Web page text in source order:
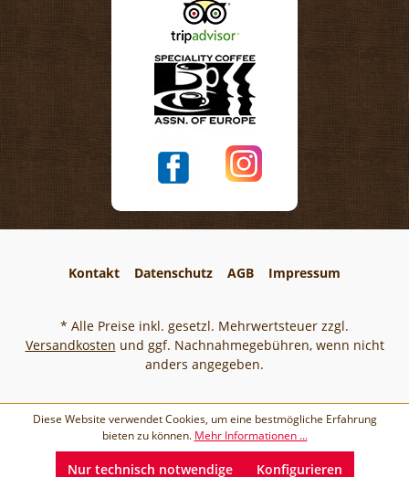
Kombination aus Karamell- und
Schokoladenaromen Perfekt als Geschenk oder
für den persönlichen Genuss 260 g pure
Schokoladenfreude in jeder Tüte
Handwerkskunst aus dem Hause Gmeiner
Chocolatier Gönnen Sie sich oder Ihren Liebsten
diese einzigartige Vollmilch Florentiner 260g von
Gmeiner Chocolatier. Bestellen Sie jetzt und
lassen Sie sich von der exquisiten Qualität und
dem Geschmack verzaubern! Feines
Schokoladengebäck, ausgewählt für deinen
Bad Saarow.
Kontakt Datenschutz AGB Impressum
* Alle Preise inkl. gesetzl. Mehrwertsteuer zzgl.
Versandkosten und ggf. Nachnahmegebühren, wenn nicht
anders angegeben.
Diese Website verwendet Cookies, um eine bestmögliche Erfahrung
bieten zu können. Mehr Informationen ...
Nur technisch notwendige Konfigurieren